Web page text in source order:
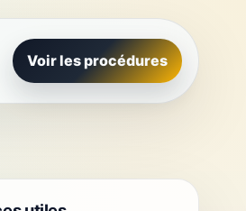
Voir les procédures